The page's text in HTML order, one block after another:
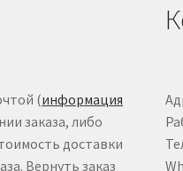
(информация
заказа, либо
доставки
Вернуть заказ